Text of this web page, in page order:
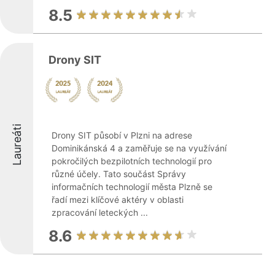
8.5
Laureáti
Drony SIT
Drony SIT působí v Plzni na adrese
Dominikánská 4 a zaměřuje se na využívání
pokročilých bezpilotních technologií pro
různé účely. Tato součást Správy
informačních technologií města Plzně se
řadí mezi klíčové aktéry v oblasti
zpracování leteckých ...
8.6